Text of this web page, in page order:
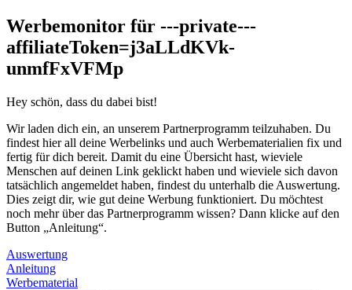
Werbemonitor für ---private---
affiliateToken=j3aLLdKVk-
unmfFxVFMp
Hey schön, dass du dabei bist!
Wir laden dich ein, an unserem Partnerprogramm teilzuhaben. Du
findest hier all deine Werbelinks und auch Werbematerialien fix und
fertig für dich bereit. Damit du eine Übersicht hast, wieviele
Menschen auf deinen Link geklickt haben und wieviele sich davon
tatsächlich angemeldet haben, findest du unterhalb die Auswertung.
Dies zeigt dir, wie gut deine Werbung funktioniert. Du möchtest
noch mehr über das Partnerprogramm wissen? Dann klicke auf den
Button „Anleitung“.
Auswertung
Anleitung
Werbematerial